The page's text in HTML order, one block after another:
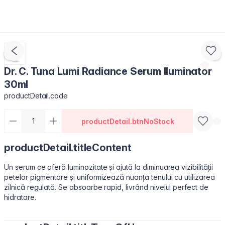
Dr. C. Tuna Lumi Radiance Serum Iluminator
30ml
productDetail.code
productDetail.btnNoStock
productDetail.titleContent
Un serum ce oferă luminozitate și ajută la diminuarea vizibilității
petelor pigmentare și uniformizează nuanța tenului cu utilizarea
zilnică regulată. Se absoarbe rapid, livrând nivelul perfect de
hidratare.